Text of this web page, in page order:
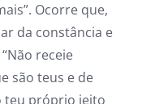
Ocorre que,
da constância e
receie
são teus e de
teu próprio jeito